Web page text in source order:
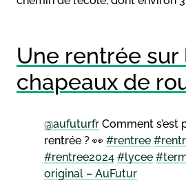
Une rentrée sur
chapeaux de
@aufuturfr Comment s’est
rentrée ? 👀 #rentree
#rentree2024 #lycee
original – AuFutur